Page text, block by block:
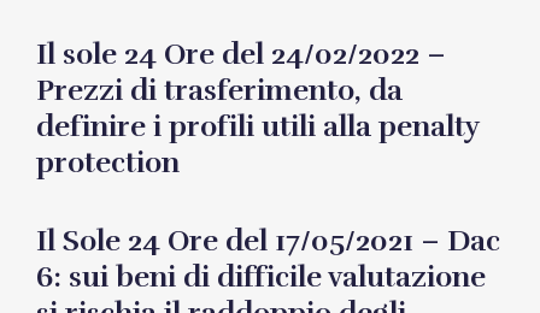
Il sole 24 Ore del 24/02/2022 –
Prezzi di trasferimento, da
definire i profili utili alla penalty
protection
Il Sole 24 Ore del 17/05/2021 – Dac
6: sui beni di difficile valutazione